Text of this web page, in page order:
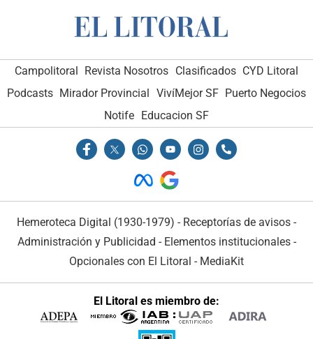
Campolitoral Revista Nosotros Clasificados CYD Litoral
Podcasts Mirador Provincial VivíMejor SF Puerto Negocios
Notife Educacion SF
Hemeroteca Digital (1930-1979) - Receptorías de avisos -
Administración y Publicidad - Elementos institucionales-
Opcionales con El Litoral - MediaKit
El Litoral es miembro de: